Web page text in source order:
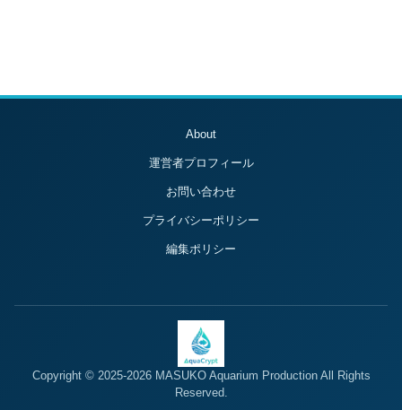
About
運営者プロフィール
お問い合わせ
プライバシーポリシー
編集ポリシー
Copyright © 2025-2026 MASUKO Aquarium Production All Rights
Reserved.